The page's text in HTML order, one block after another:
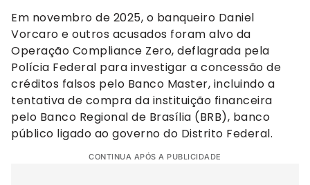
Em novembro de 2025, o banqueiro Daniel
Vorcaro e outros acusados foram alvo da
Operação Compliance Zero, deflagrada pela
Polícia Federal para investigar a concessão de
créditos falsos pelo Banco Master, incluindo a
tentativa de compra da instituição financeira
pelo Banco Regional de Brasília (BRB), banco
público ligado ao governo do Distrito Federal.
CONTINUA APÓS A PUBLICIDADE